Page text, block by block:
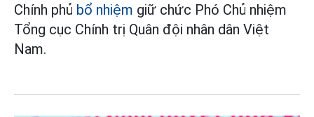
Chính phủ bổ nhiệm giữ chức Phó Chủ nhiệm
Tổng cục Chính trị Quân đội nhân dân Việt
Nam.